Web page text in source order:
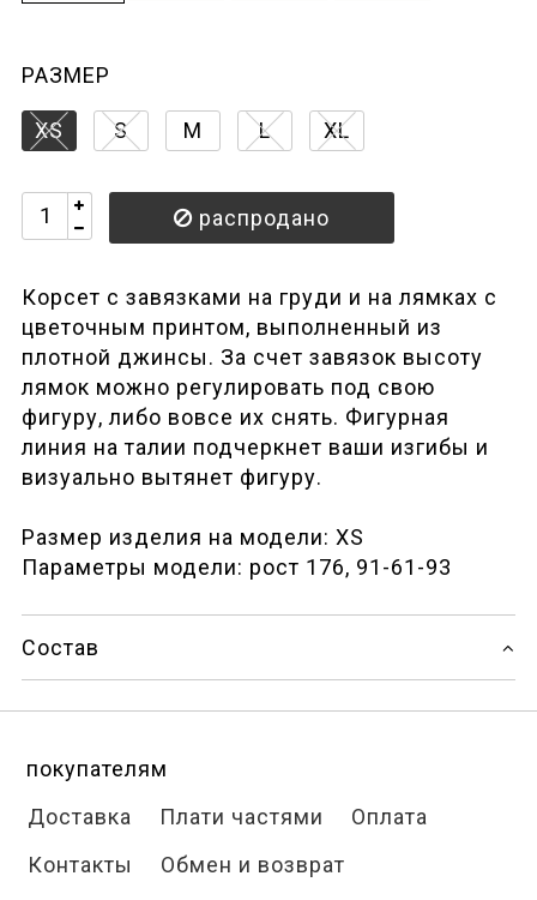
РАЗМЕР
XS S M L XL
распродано
Корсет с завязками на груди и на лямках с
цветочным принтом, выполненный из
плотной джинсы. За счет завязок высоту
лямок можно регулировать под свою
фигуру, либо вовсе их снять. Фигурная
линия на талии подчеркнет ваши изгибы и
визуально вытянет фигуру.
Размер изделия на модели: XS
Параметры модели: рост 176, 91-61-93
Состав
покупателям
Доставка
Плати частями
Оплата
Контакты
Обмен и возврат